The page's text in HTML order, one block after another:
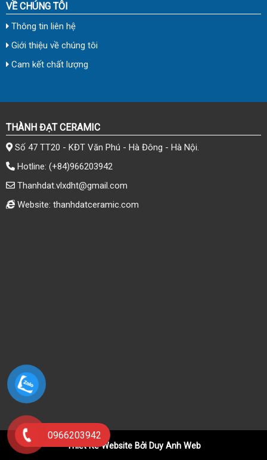
VỀ CHÚNG TÔI
Thông tin liên hệ
Giới thiệu về chúng tôi
Cam kết chất lượng
THÀNH ĐẠT CERAMIC
Số 47 TT20 - KĐT Văn Phú - Hà Đông - Hà Nội.
Hotline: (+84)966203942
Thanhdat.vlxdht@gmail.com
Website: thanhdatceramic.com
0966203942
Thiết Kế Website Bởi Duy Anh Web